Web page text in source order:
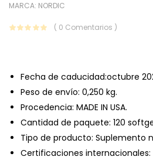
MARCA: NORDIC
( 0 Comentarios )
Fecha de caducidad:octubre
Peso de envío: 0,250 kg.
Procedencia: MADE IN USA.
Cantidad de paquete: 120
Tipo de producto: Suplemento
Certificaciones internacionales: